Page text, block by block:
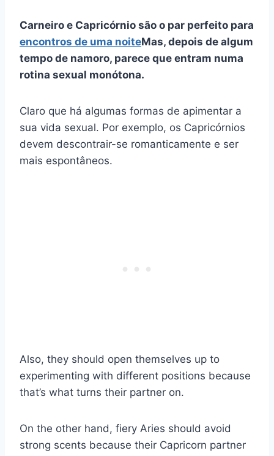
Carneiro e Capricórnio são o par perfeito para
encontros de uma noiteMas, depois de algum
tempo de namoro, parece que entram numa
rotina sexual monótona.
Claro que há algumas formas de apimentar a
sua vida sexual. Por exemplo, os Capricórnios
devem descontrair-se romanticamente e ser
mais espontâneos.
Also, they should open themselves up to
experimenting with different positions because
that’s what turns their partner on.
On the other hand, fiery Aries should avoid
strong scents because their Capricorn partner